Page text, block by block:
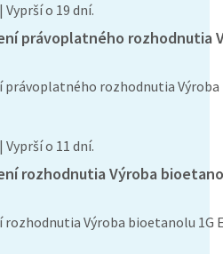
Vyprší o 19 dní.
právoplatného rozhodnutia
právoplatného rozhodnutia Výroba
Vyprší o 11 dní.
rozhodnutia Výroba
rozhodnutia Výroba bioetanolu 1G